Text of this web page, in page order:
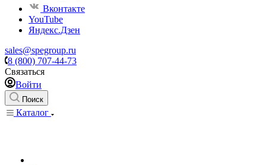
Вконтакте
YouTube
Яндекс.Дзен
sales@spegroup.ru
8 (800) 707-44-73
Связаться
Войти
Поиск
Каталог